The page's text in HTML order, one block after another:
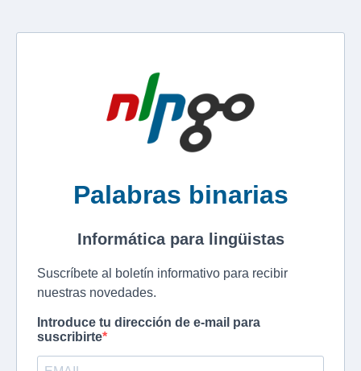
Palabras binarias
Informática para lingüistas
Suscríbete al boletín informativo para recibir
nuestras novedades.
Introduce tu dirección de e-mail para
suscribirte